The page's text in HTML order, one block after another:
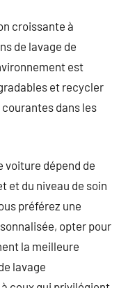
croissante à
de lavage de
est
et recycler
courantes dans les
voiture dépend de
et du niveau de soin
préférez une
opter pour
la meilleure
lavage